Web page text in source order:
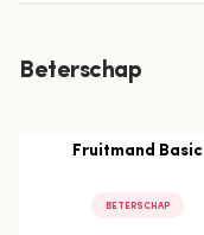
Beterschap
Fruitmand Basic
BETERSCHAP